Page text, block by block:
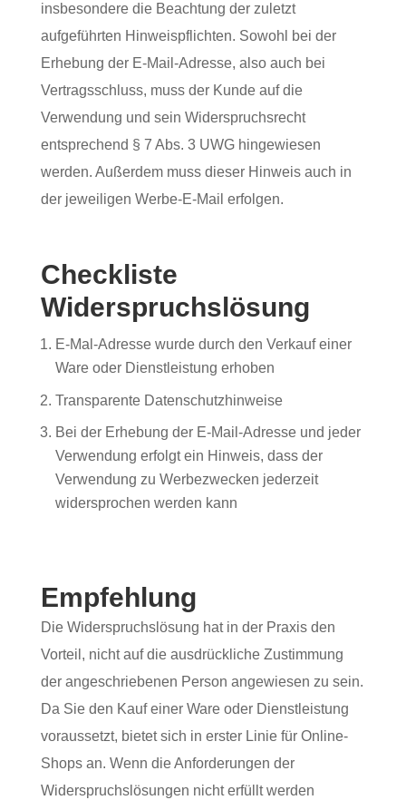
insbesondere die Beachtung der zuletzt
aufgeführten Hinweispflichten. Sowohl bei der
Erhebung der E-Mail-Adresse, also auch bei
Vertragsschluss, muss der Kunde auf die
Verwendung und sein Widerspruchsrecht
entsprechend § 7 Abs. 3 UWG hingewiesen
werden. Außerdem muss dieser Hinweis auch in
der jeweiligen Werbe-E-Mail erfolgen.
Checkliste
Widerspruchslösung
E-Mal-Adresse wurde durch den Verkauf einer
Ware oder Dienstleistung erhoben
Transparente Datenschutzhinweise
Bei der Erhebung der E-Mail-Adresse und jeder
Verwendung erfolgt ein Hinweis, dass der
Verwendung zu Werbezwecken jederzeit
widersprochen werden kann
Empfehlung
Die Widerspruchslösung hat in der Praxis den
Vorteil, nicht auf die ausdrückliche Zustimmung
der angeschriebenen Person angewiesen zu sein.
Da Sie den Kauf einer Ware oder Dienstleistung
voraussetzt, bietet sich in erster Linie für Online-
Shops an. Wenn die Anforderungen der
Widerspruchslösungen nicht erfüllt werden